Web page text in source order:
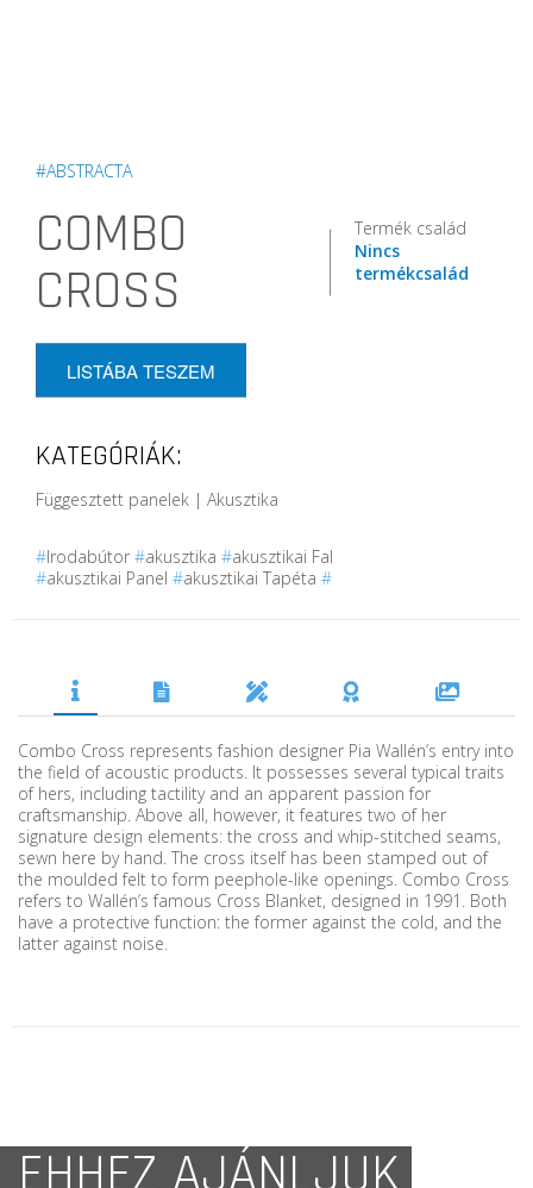
#ABSTRACTA
COMBO
CROSS
Termék család
Nincs
termékcsalád
LISTÁBA TESZEM
KATEGÓRIÁK:
Függesztett panelek | Akusztika
#Irodabútor #akusztika #akusztikai Fal
#akusztikai Panel #akusztikai Tapéta #
Combo Cross represents fashion designer Pia Wallén’s entry into
the field of acoustic products. It possesses several typical traits
of hers, including tactility and an apparent passion for
craftsmanship. Above all, however, it features two of her
signature design elements: the cross and whip-stitched seams,
sewn here by hand. The cross itself has been stamped out of
the moulded felt to form peephole-like openings. Combo Cross
refers to Wallén’s famous Cross Blanket, designed in 1991. Both
have a protective function: the former against the cold, and the
latter against noise.